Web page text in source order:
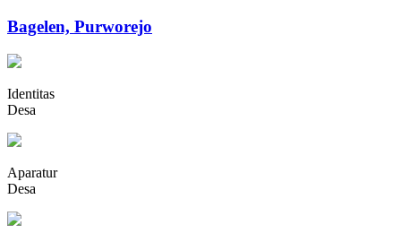
Bagelen, Purworejo
Identitas
Desa
Aparatur
Desa